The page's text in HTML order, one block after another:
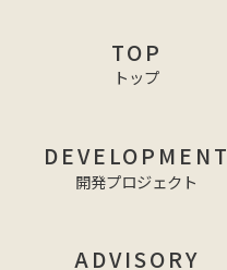
TOP
トップ
DEVELOPMENT
開発プロジェクト
ADVISORY